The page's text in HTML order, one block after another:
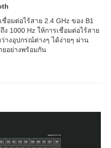
อมต่อไร้สาย 2.4 GHz ของ B1
1000 Hz ให้การเชื่อมต่อไร้สาย
างอุปกรณ์ต่างๆ ได้ง่ายๆ ผ่าน
ยอย่างพร้อมกัน